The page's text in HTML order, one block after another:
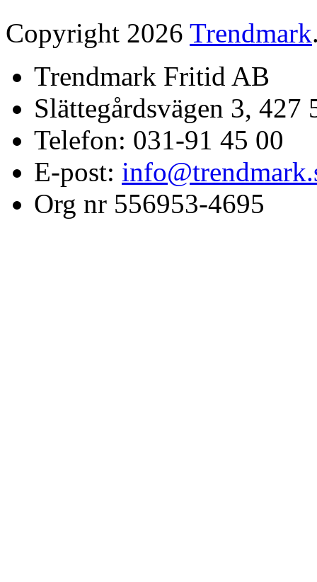
Copyright 2026 Trendmark
Trendmark Fritid AB
Slättegårdsvägen 3,
Telefon: 031-91 45 00
E-post:
Org nr 556953-4695